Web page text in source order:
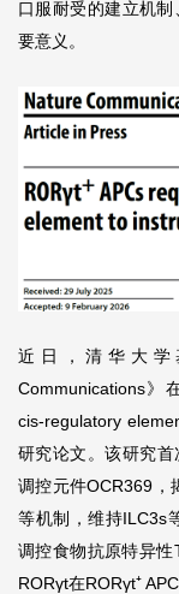
口服耐受的建立机
要意义。
近日，清华大学
Communications》
cis-regulatory
研究论文。该研究首
调控元件OCR369，
等机制，维持ILC3s
调控食物抗原特异
RORγt在RORγt⁺